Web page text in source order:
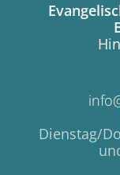
Dienstag/